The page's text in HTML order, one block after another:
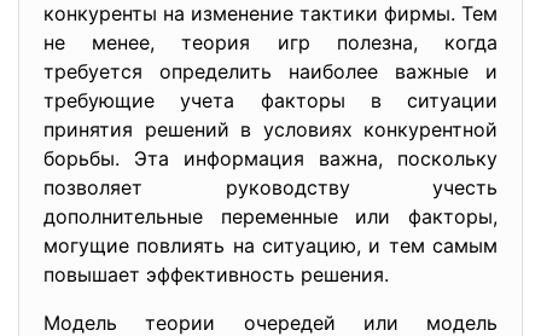
конкуренты на изменение тактики фирмы. Тем
не менее, теория игр полезна, когда
требуется определить наиболее важные и
требующие учета факторы в ситуации
принятия решений в условиях конкурентной
борьбы. Эта информация важна, поскольку
позволяет руководству учесть
дополнительные переменные или факторы,
могущие повлиять на ситуацию, и тем самым
повышает эффективность решения.
Модель теории очередей или модель